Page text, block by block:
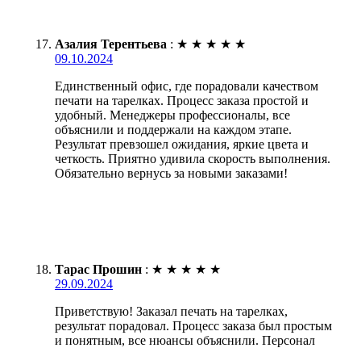
Азалия Терентьева : ★ ★ ★ ★ ★
09.10.2024
Единственный офис, где порадовали качеством
печати на тарелках. Процесс заказа простой и
удобный. Менеджеры профессионалы, все
объяснили и поддержали на каждом этапе.
Результат превзошел ожидания, яркие цвета и
четкость. Приятно удивила скорость выполнения.
Обязательно вернусь за новыми заказами!
Тарас Прошин : ★ ★ ★ ★ ★
29.09.2024
Приветствую! Заказал печать на тарелках,
результат порадовал. Процесс заказа был простым
и понятным, все нюансы объяснили. Персонал